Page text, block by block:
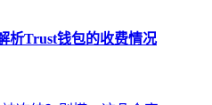
析Trust钱包的收费情况